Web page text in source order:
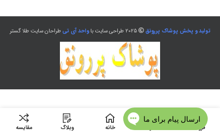
تولید و پخش پوشاک پررونق 2025 طراحی سایت با واحد آی تیطراحان سایت طلا گستر
فروشگاه خانه وبلاگ مقایسه